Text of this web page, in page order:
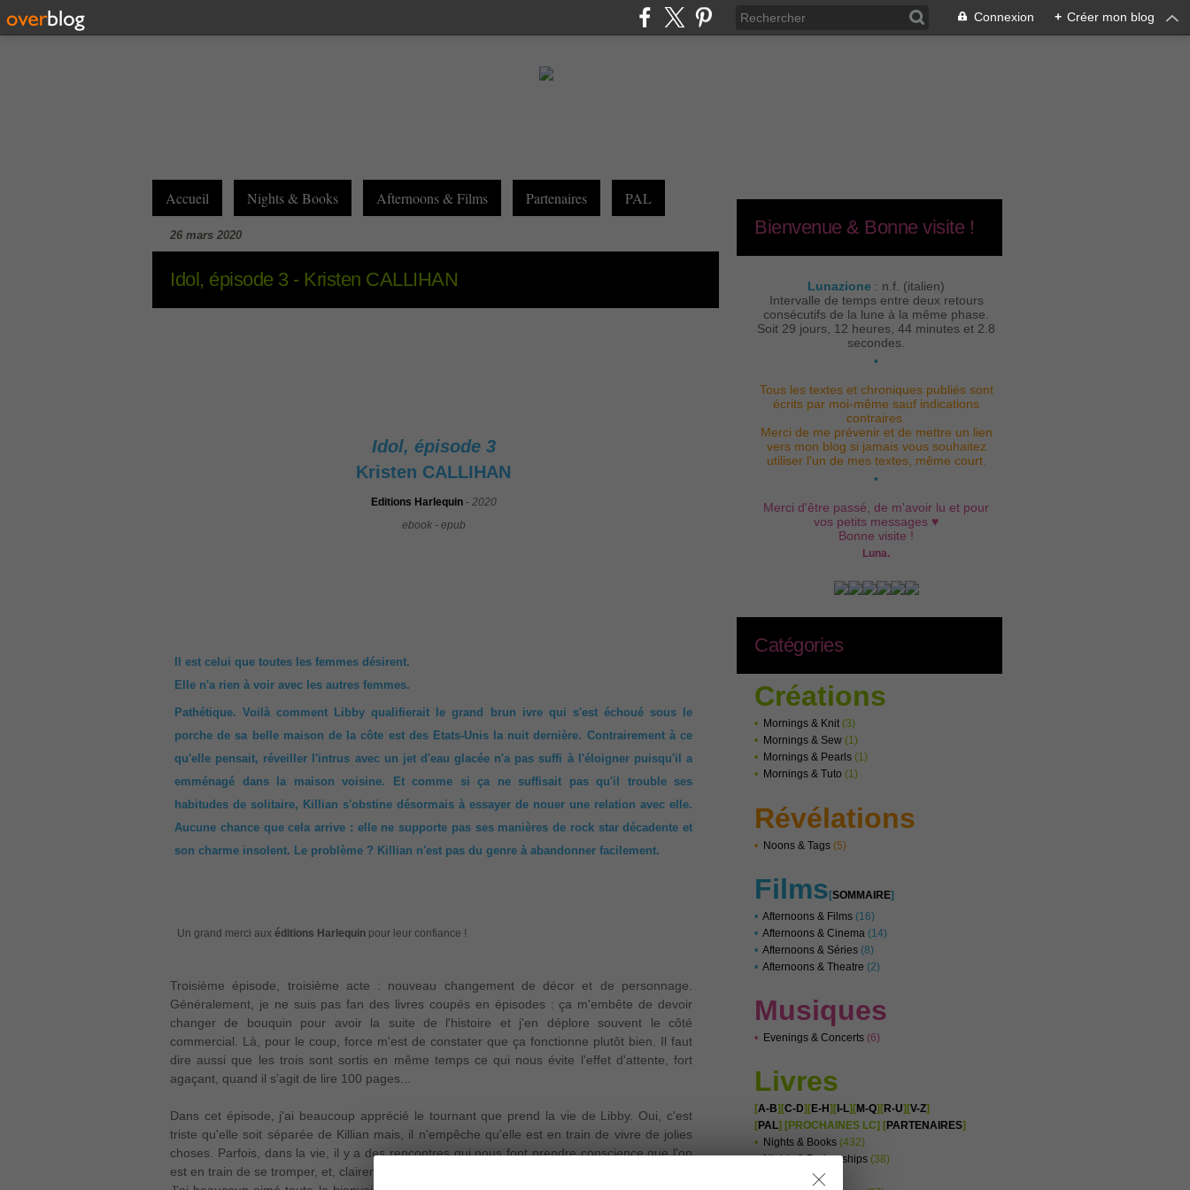
Connexion + Créer mon blog
Accueil Nights & Books Afternoons & Films Partenaires PAL
26 mars 2020
Idol, épisode 3 - Kristen CALLIHAN
Idol, épisode 3
Kristen CALLIHAN
Editions Harlequin - 2020
ebook - epub
Il est celui que toutes les femmes désirent.
Elle n'a rien à voir avec les autres femmes.
Pathétique. Voilà comment Libby qualifierait le grand brun ivre qui s'est échoué sous le
porche de sa belle maison de la côte est des Etats-Unis la nuit dernière. Contrairement à ce
qu'elle pensait, réveiller l'intrus avec un jet d'eau glacée n'a pas suffi à l'éloigner puisqu'il a
emménagé dans la maison voisine. Et comme si ça ne suffisait pas qu'il trouble ses
habitudes de solitaire, Killian s'obstine désormais à essayer de nouer une relation avec elle.
Aucune chance que cela arrive : elle ne supporte pas ses manières de rock star décadente et
son charme insolent. Le problème ? Killian n'est pas du genre à abandonner facilement.
Un grand merci aux éditions Harlequin pour leur confiance !
Troisième épisode, troisième acte : nouveau changement de décor et de personnage.
Généralement, je ne suis pas fan des livres coupés en épisodes : ça m'embête de devoir
changer de bouquin pour avoir la suite de l'histoire et j'en déplore souvent le côté
commercial. Là, pour le coup, force m'est de constater que ça fonctionne plutôt bien. Il faut
dire aussi que les trois sont sortis en même temps ce qui nous évite l'effet d'attente, fort
agaçant, quand il s'agit de lire 100 pages...
Dans cet épisode, j'ai beaucoup apprécié le tournant que prend la vie de Libby. Oui, c'est
triste qu'elle soit séparée de Killian mais, il n'empêche qu'elle est en train de vivre de jolies
choses. Parfois, dans la vie, il y a des rencontres qui nous font prendre conscience que l'on
est en train de se tromper, et, clairement, Killian fait partie de ces personnes-là pour Libby.
Bienvenue & Bonne visite !
Lunazione : n.f. (italien)
Intervalle de temps entre deux retours
consécutifs de la lune à la même phase.
Soit 29 jours, 12 heures, 44 minutes et 2.8
secondes.
•
Tous les textes et chroniques publiés sont
écrits par moi-même sauf indications
contraires.
Merci de me prévenir et de mettre un lien
vers mon blog si jamais vous souhaitez
utiliser l'un de mes textes, même court.
•
Merci d'être passé, de m'avoir lu et pour
vos petits messages ♥
Bonne visite !
Luna.
Catégories
Créations
• Mornings & Knit (3)
• Mornings & Sew (1)
• Mornings & Pearls (1)
• Mornings & Tuto (1)
Révélations
• Noons & Tags (5)
Films [SOMMAIRE]
• Afternoons & Films (16)
• Afternoons & Cinema (14)
• Afternoons & Séries (8)
• Afternoons & Theatre (2)
Musiques
• Evenings & Concerts (6)
Livres
[A-B][C-D][E-H ][ I-L][M-Q][R-U][V-Z]
[PAL] [PROCHAINES LC] [PARTENAIRES]
• Nights & Books (432)
• Nights & Partnerships (38)
Nights & LC(45)